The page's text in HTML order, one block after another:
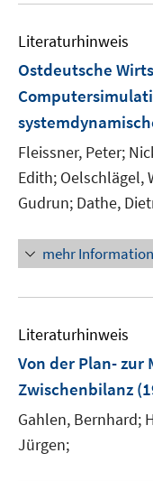
t
e
r
f
m
F
e
n
s
t
e
r
ö
e
Literaturhinweis
Ostdeutsche
Fleissner, Peter;
Edith; Oelschlägel,
Gudrun; Dathe,
mehr
Literaturhinweis
Von der Plan-
Zwischenbilanz
Gahlen, Bernhard;
Jürgen;